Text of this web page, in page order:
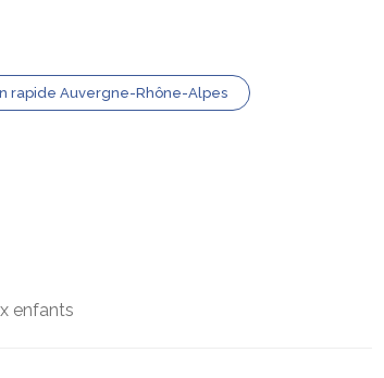
rapide Auvergne-Rhône-Alpes
enfants